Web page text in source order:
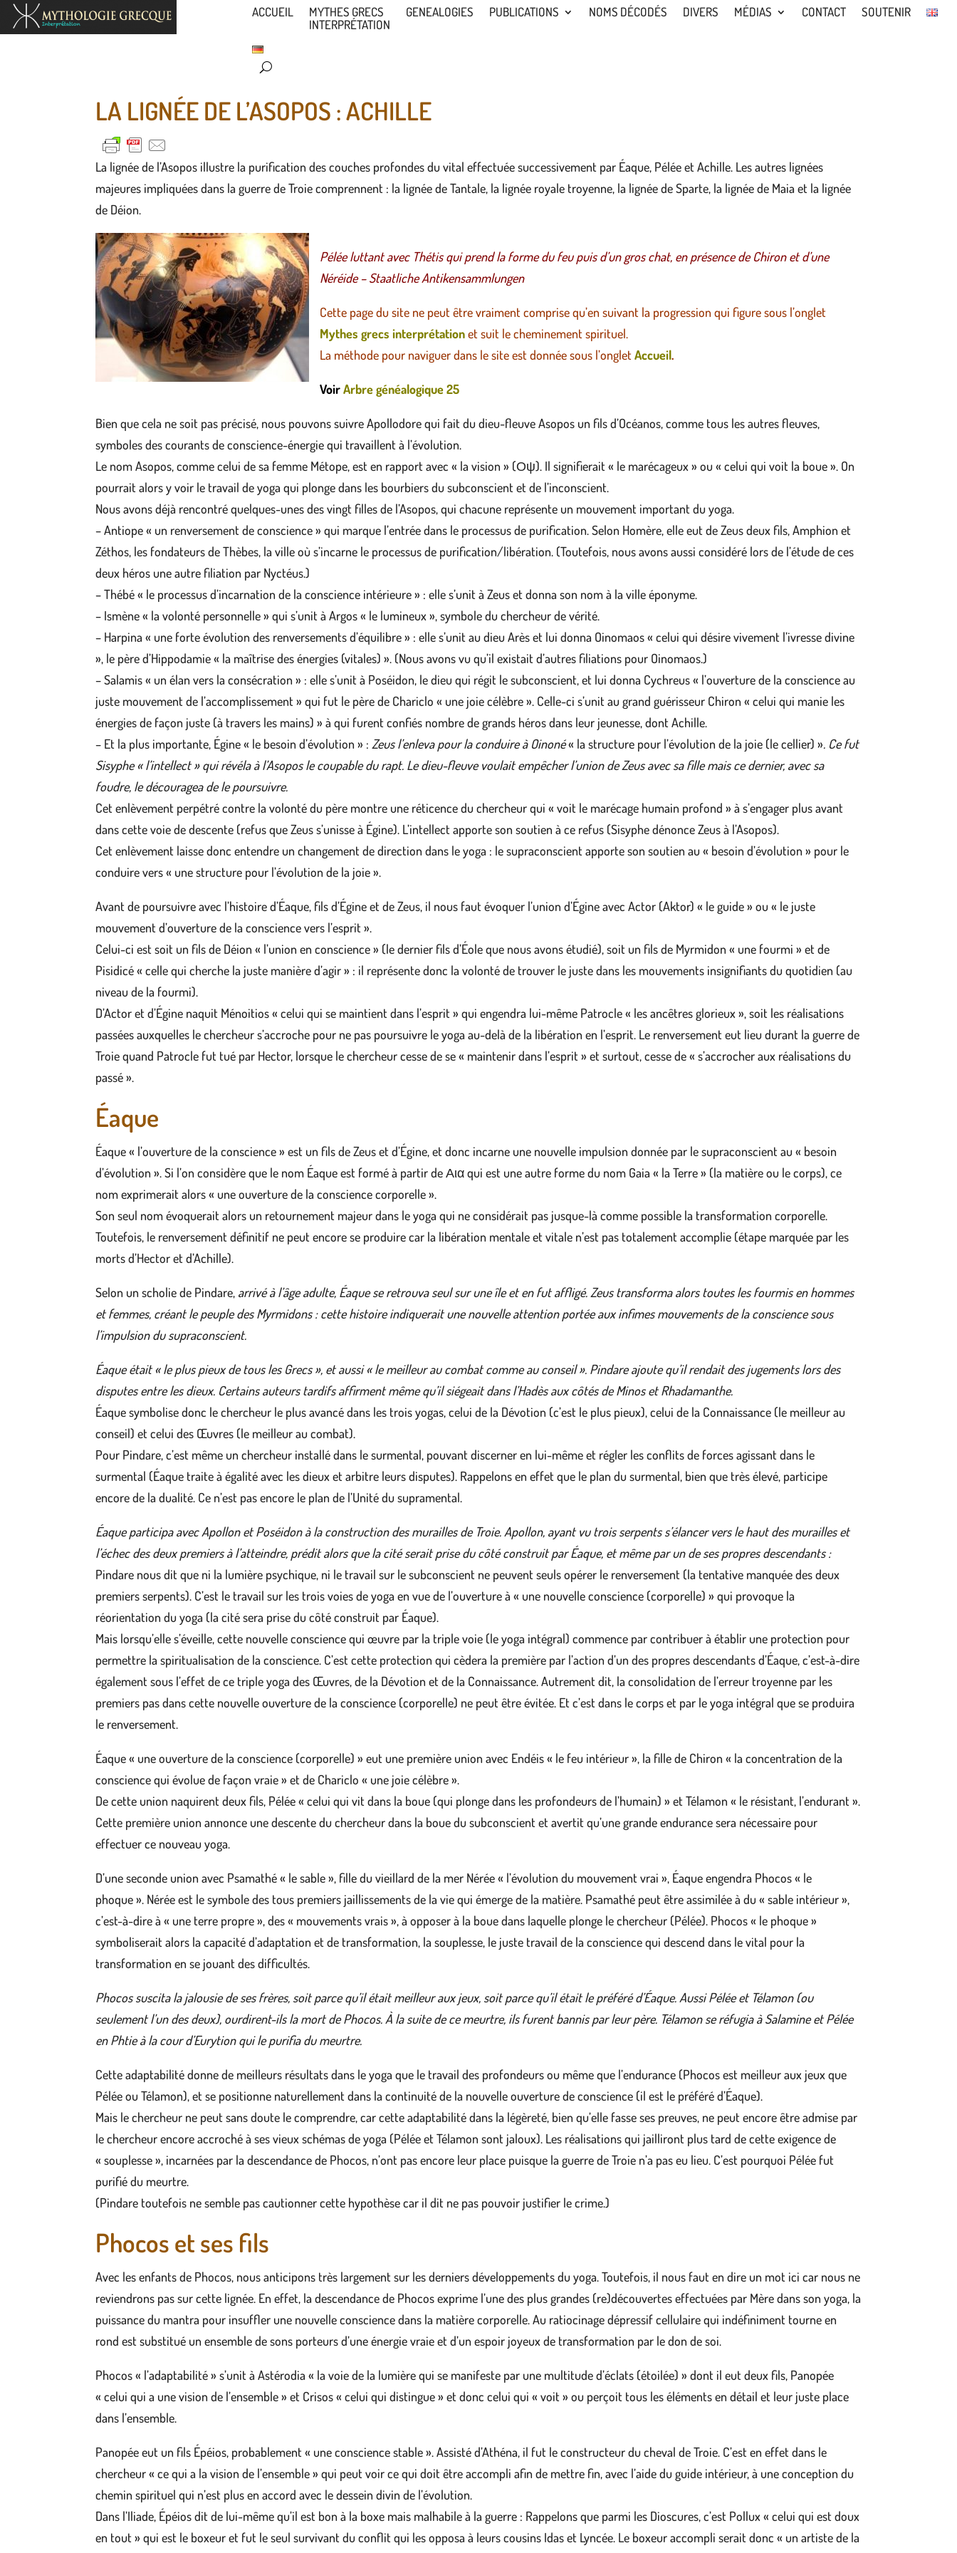
ACCUEIL
MYTHES GRECS
INTERPRÉTATION
GENEALOGIES PUBLICATIONS NOMS DÉCODÉS DIVERS MÉDIAS CONTACT SOUTENIR
LA LIGNÉE DE L’ASOPOS : ACHILLE
La lignée de l’Asopos illustre la purification des couches profondes du vital effectuée successivement par Éaque, Pélée et Achille. Les autres lignées
majeures impliquées dans la guerre de Troie comprennent : la lignée de Tantale, la lignée royale troyenne, la lignée de Sparte, la lignée de Maia et la lignée
de Déion.
Pélée luttant avec Thétis qui prend la forme du feu puis d’un gros chat, en présence de Chiron et d’une
Néréide – Staatliche Antikensammlungen
Cette page du site ne peut être vraiment comprise qu’en suivant la progression qui figure sous l’onglet
Mythes grecs interprétationet suit le cheminement spirituel.
La méthode pour naviguer dans le site est donnée sous l’ongletAccueil.
Voir Arbre généalogique 25
Bien que cela ne soit pas précisé, nous pouvons suivre Apollodore qui fait du dieu-fleuve Asopos un fils d’Océanos, comme tous les autres fleuves,
symboles des courants de conscience-énergie qui travaillent à l’évolution.
Le nom Asopos, comme celui de sa femme Métope, est en rapport avec « la vision » (Οψ). Il signifierait « le marécageux » ou « celui qui voit la boue ». On
pourrait alors y voir le travail de yoga qui plonge dans les bourbiers du subconscient et de l’inconscient.
Nous avons déjà rencontré quelques-unes des vingt filles de l’Asopos, qui chacune représente un mouvement important du yoga.
– Antiope « un renversement de conscience » qui marque l’entrée dans le processus de purification. Selon Homère, elle eut de Zeus deux fils, Amphion et
Zéthos, les fondateurs de Thèbes, la ville où s’incarne le processus de purification/libération. (Toutefois, nous avons aussi considéré lors de l’étude de ces
deux héros une autre filiation par Nyctéus.)
– Thébé « le processus d’incarnation de la conscience intérieure » : elle s’unit à Zeus et donna son nom à la ville éponyme.
– Ismène « la volonté personnelle » qui s’unit à Argos « le lumineux », symbole du chercheur de vérité.
– Harpina « une forte évolution des renversements d’équilibre » : elle s’unit au dieu Arès et lui donna Oinomaos « celui qui désire vivement l’ivresse divine
», le père d’Hippodamie « la maîtrise des énergies (vitales) ». (Nous avons vu qu’il existait d’autres filiations pour Oinomaos.)
– Salamis « un élan vers la consécration » : elle s’unit à Poséidon, le dieu qui régit le subconscient, et lui donna Cychreus « l’ouverture de la conscience au
juste mouvement de l’accomplissement » qui fut le père de Chariclo « une joie célèbre ». Celle-ci s’unit au grand guérisseur Chiron « celui qui manie les
énergies de façon juste (à travers les mains) » à qui furent confiés nombre de grands héros dans leur jeunesse, dont Achille.
– Et la plus importante, Égine « le besoin d’évolution » : Zeus l’enleva pour la conduire à Oinoné« la structure pour l’évolution de la joie (le cellier) ». Ce fut
Sisyphe « l’intellect » qui révéla à l’Asopos le coupable du rapt. Le dieu-fleuve voulait empêcher l’union de Zeus avec sa fille mais ce dernier, avec sa
foudre, le découragea de le poursuivre.
Cet enlèvement perpétré contre la volonté du père montre une réticence du chercheur qui « voit le marécage humain profond » à s’engager plus avant
dans cette voie de descente (refus que Zeus s’unisse à Égine). L’intellect apporte son soutien à ce refus (Sisyphe dénonce Zeus à l’Asopos).
Cet enlèvement laisse donc entendre un changement de direction dans le yoga : le supraconscient apporte son soutien au « besoin d’évolution » pour le
conduire vers « une structure pour l’évolution de la joie ».
Avant de poursuivre avec l’histoire d’Éaque, fils d’Égine et de Zeus, il nous faut évoquer l’union d’Égine avec Actor (Aktor) « le guide » ou « le juste
mouvement d’ouverture de la conscience vers l’esprit ».
Celui-ci est soit un fils de Déion « l’union en conscience » (le dernier fils d’Éole que nous avons étudié), soit un fils de Myrmidon « une fourmi » et de
Pisidicé « celle qui cherche la juste manière d’agir » : il représente donc la volonté de trouver le juste dans les mouvements insignifiants du quotidien (au
niveau de la fourmi).
D’Actor et d’Égine naquit Ménoitios « celui qui se maintient dans l’esprit » qui engendra lui-même Patrocle « les ancêtres glorieux », soit les réalisations
passées auxquelles le chercheur s’accroche pour ne pas poursuivre le yoga au-delà de la libération en l’esprit. Le renversement eut lieu durant la guerre de
Troie quand Patrocle fut tué par Hector, lorsque le chercheur cesse de se « maintenir dans l’esprit » et surtout, cesse de « s’accrocher aux réalisations du
passé ».
Éaque
Éaque « l’ouverture de la conscience » est un fils de Zeus et d’Égine, et donc incarne une nouvelle impulsion donnée par le supraconscient au « besoin
d’évolution ». Si l’on considère que le nom Éaque est formé à partir de Αια qui est une autre forme du nom Gaia « la Terre » (la matière ou le corps), ce
nom exprimerait alors « une ouverture de la conscience corporelle ».
Son seul nom évoquerait alors un retournement majeur dans le yoga qui ne considérait pas jusque-là comme possible la transformation corporelle.
Toutefois, le renversement définitif ne peut encore se produire car la libération mentale et vitale n’est pas totalement accomplie (étape marquée par les
morts d’Hector et d’Achille).
Selon un scholie de Pindare, arrivé à l’âge adulte, Éaque se retrouva seul sur une île et en fut affligé. Zeus transforma alors toutes les fourmis en hommes
et femmes, créant le peuple des Myrmidons : cette histoire indiquerait une nouvelle attention portée aux infimes mouvements de la conscience sous
l’impulsion du supraconscient.
Éaque était « le plus pieux de tous les Grecs », et aussi « le meilleur au combat comme au conseil ». Pindare ajoute qu’il rendait des jugements lors des
disputes entre les dieux. Certains auteurs tardifs affirment même qu’il siégeait dans l’Hadès aux côtés de Minos et Rhadamanthe.
Éaque symbolise donc le chercheur le plus avancé dans les trois yogas, celui de la Dévotion (c’est le plus pieux), celui de la Connaissance (le meilleur au
conseil) et celui des Œuvres (le meilleur au combat).
Pour Pindare, c’est même un chercheur installé dans le surmental, pouvant discerner en lui-même et régler les conflits de forces agissant dans le
surmental (Éaque traite à égalité avec les dieux et arbitre leurs disputes). Rappelons en effet que le plan du surmental, bien que très élevé, participe
encore de la dualité. Ce n’est pas encore le plan de l’Unité du supramental.
Éaque participa avec Apollon et Poséidon à la construction des murailles de Troie. Apollon, ayant vu trois serpents s’élancer vers le haut des murailles et
l’échec des deux premiers à l’atteindre, prédit alors que la cité serait prise du côté construit par Éaque, et même par un de ses propres descendants :
Pindare nous dit que ni la lumière psychique, ni le travail sur le subconscient ne peuvent seuls opérer le renversement (la tentative manquée des deux
premiers serpents). C’est le travail sur les trois voies de yoga en vue de l’ouverture à « une nouvelle conscience (corporelle) » qui provoque la
réorientation du yoga (la cité sera prise du côté construit par Éaque).
Mais lorsqu’elle s’éveille, cette nouvelle conscience qui œuvre par la triple voie (le yoga intégral) commence par contribuer à établir une protection pour
permettre la spiritualisation de la conscience. C’est cette protection qui cèdera la première par l’action d’un des propres descendants d’Éaque, c’est-à-dire
également sous l’effet de ce triple yoga des Œuvres, de la Dévotion et de la Connaissance. Autrement dit, la consolidation de l’erreur troyenne par les
premiers pas dans cette nouvelle ouverture de la conscience (corporelle) ne peut être évitée. Et c’est dans le corps et par le yoga intégral que se produira
le renversement.
Éaque « une ouverture de la conscience (corporelle) » eut une première union avec Endéis « le feu intérieur », la fille de Chiron « la concentration de la
conscience qui évolue de façon vraie » et de Chariclo « une joie célèbre ».
De cette union naquirent deux fils, Pélée « celui qui vit dans la boue (qui plonge dans les profondeurs de l’humain) » et Télamon « le résistant, l’endurant ».
Cette première union annonce une descente du chercheur dans la boue du subconscient et avertit qu’une grande endurance sera nécessaire pour
effectuer ce nouveau yoga.
D’une seconde union avec Psamathé « le sable », fille du vieillard de la mer Nérée « l’évolution du mouvement vrai », Éaque engendra Phocos « le
phoque ». Nérée est le symbole des tous premiers jaillissements de la vie qui émerge de la matière. Psamathé peut être assimilée à du « sable intérieur »,
c’est-à-dire à « une terre propre », des « mouvements vrais », à opposer à la boue dans laquelle plonge le chercheur (Pélée). Phocos « le phoque »
symboliserait alors la capacité d’adaptation et de transformation, la souplesse, le juste travail de la conscience qui descend dans le vital pour la
transformation en se jouant des difficultés.
Phocos suscita la jalousie de ses frères, soit parce qu’il était meilleur aux jeux, soit parce qu’il était le préféré d’Éaque. Aussi Pélée et Télamon (ou
seulement l’un des deux), ourdirent-ils la mort de Phocos. À la suite de ce meurtre, ils furent bannis par leur père. Télamon se réfugia à Salamine et Pélée
en Phtie à la cour d’Eurytion qui le purifia du meurtre.
Cette adaptabilité donne de meilleurs résultats dans le yoga que le travail des profondeurs ou même que l’endurance (Phocos est meilleur aux jeux que
Pélée ou Télamon), et se positionne naturellement dans la continuité de la nouvelle ouverture de conscience (il est le préféré d’Éaque).
Mais le chercheur ne peut sans doute le comprendre, car cette adaptabilité dans la légèreté, bien qu’elle fasse ses preuves, ne peut encore être admise par
le chercheur encore accroché à ses vieux schémas de yoga (Pélée et Télamon sont jaloux). Les réalisations qui jailliront plus tard de cette exigence de
« souplesse », incarnées par la descendance de Phocos, n’ont pas encore leur place puisque la guerre de Troie n’a pas eu lieu. C’est pourquoi Pélée fut
purifié du meurtre.
(Pindare toutefois ne semble pas cautionner cette hypothèse car il dit ne pas pouvoir justifier le crime.)
Phocos et ses fils
Avec les enfants de Phocos, nous anticipons très largement sur les derniers développements du yoga. Toutefois, il nous faut en dire un mot ici car nous ne
reviendrons pas sur cette lignée. En effet, la descendance de Phocos exprime l’une des plus grandes (re)découvertes effectuées par Mère dans son yoga, la
puissance du mantra pour insuffler une nouvelle conscience dans la matière corporelle. Au ratiocinage dépressif cellulaire qui indéfiniment tourne en
rond est substitué un ensemble de sons porteurs d’une énergie vraie et d’un espoir joyeux de transformation par le don de soi.
Phocos « l’adaptabilité » s’unit à Astérodia « la voie de la lumière qui se manifeste par une multitude d’éclats (étoilée) » dont il eut deux fils, Panopée
« celui qui a une vision de l’ensemble » et Crisos « celui qui distingue » et donc celui qui « voit » ou perçoit tous les éléments en détail et leur juste place
dans l’ensemble.
Panopée eut un fils Épéios, probablement « une conscience stable ». Assisté d’Athéna, il fut le constructeur du cheval de Troie. C’est en effet dans le
chercheur « ce qui a la vision de l’ensemble » qui peut voir ce qui doit être accompli afin de mettre fin, avec l’aide du guide intérieur, à une conception du
chemin spirituel qui n’est plus en accord avec le dessein divin de l’évolution.
Dans l’Iliade, Épéios dit de lui-même qu’il est bon à la boxe mais malhabile à la guerre : Rappelons que parmi les Dioscures, c’est Pollux « celui qui est doux
en tout » qui est le boxeur et fut le seul survivant du conflit qui les opposa à leurs cousins Idas et Lyncée. Le boxeur accompli serait donc « un artiste de la